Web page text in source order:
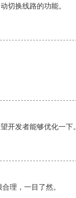
切换线路的功能。
开发者能够优化一下。
理，一目了然。